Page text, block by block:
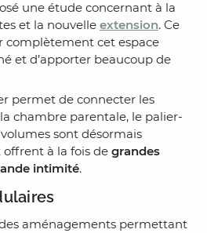
une étude concernant à la
et la nouvelle extension. Ce
complètement cet espace
et d’apporter beaucoup de
permet de connecter les
chambre parentale, le palier-
sont désormais
à la fois de grandes
intimité.
aménagements permettant